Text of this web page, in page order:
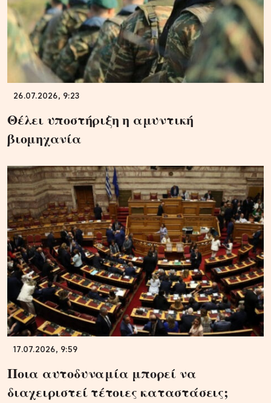
26.07.2026, 9:23
Θέλει υποστήριξη η αμυντική
βιομηχανία
17.07.2026, 9:59
Ποια αυτοδυναμία μπορεί να
διαχειριστεί τέτοιες καταστάσεις;